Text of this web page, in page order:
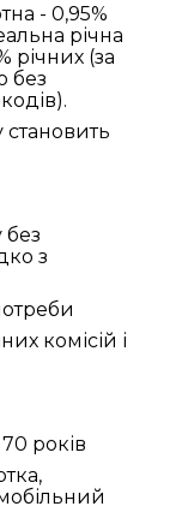
- 0,95%
річна
річних (за
без
становить
з
комісій і
років